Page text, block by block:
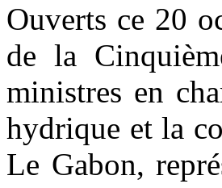
Ouverts ce 20
de la
ministres en
hydrique et la
Le Gabon,